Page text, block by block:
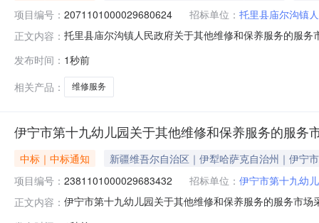
项目编号： 2071101000029680624 招标单位： 托里县庙尔沟镇
正文内容： 托里县庙尔沟镇人民政府关于其他维修和保养服务的服
额（元）:项目所在行政区划编码:654224项目所在行政
发布时间： 1秒前
相关产品：
维修服务
伊宁市第十九幼儿园关于其他维修和保养服务的服务
中标｜中标通知
新疆维吾尔自治区｜伊犁哈萨克自治州｜伊宁市
项目编号： 2381101000029683432 招标单位： 伊宁市第十九幼
正文内容： 伊宁市第十九幼儿园关于其他维修和保养服务的服务市